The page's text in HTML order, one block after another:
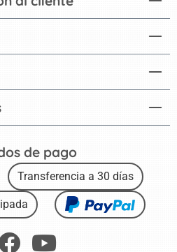
de pago
Transferencia a 30 días